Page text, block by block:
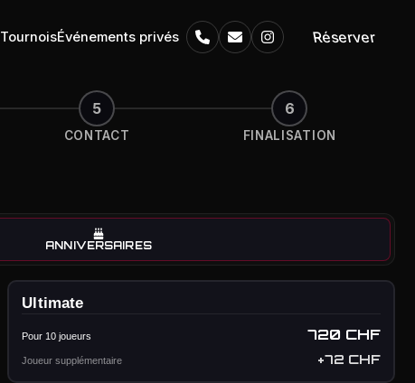
TournoisÉvénements privés Réserver
5
CONTACT
6
FINALISATION
ANNIVERSAIRES
Ultimate
Pour 10 joueurs 720 CHF
Joueur supplémentaire +72 CHF